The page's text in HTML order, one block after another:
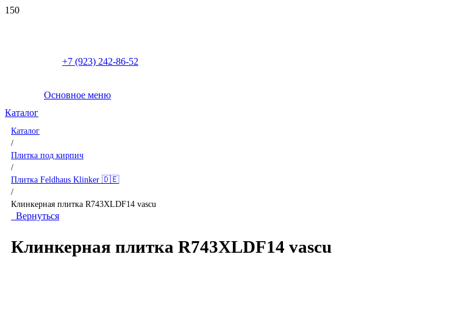
+7 (923) 242-86-52
Основное меню
Каталог
Каталог
/
Плитка под кирпич
/
Плитка Feldhaus Klinker 🇩🇪
/
Клинкерная плитка R743XLDF14 vascu
Вернуться
Клинкерная плитка R743XLDF14 vascu